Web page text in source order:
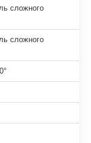
сложного
сложного